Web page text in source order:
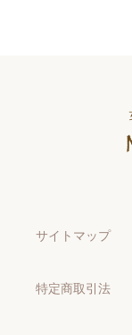
サイトマップ
特定商取引法